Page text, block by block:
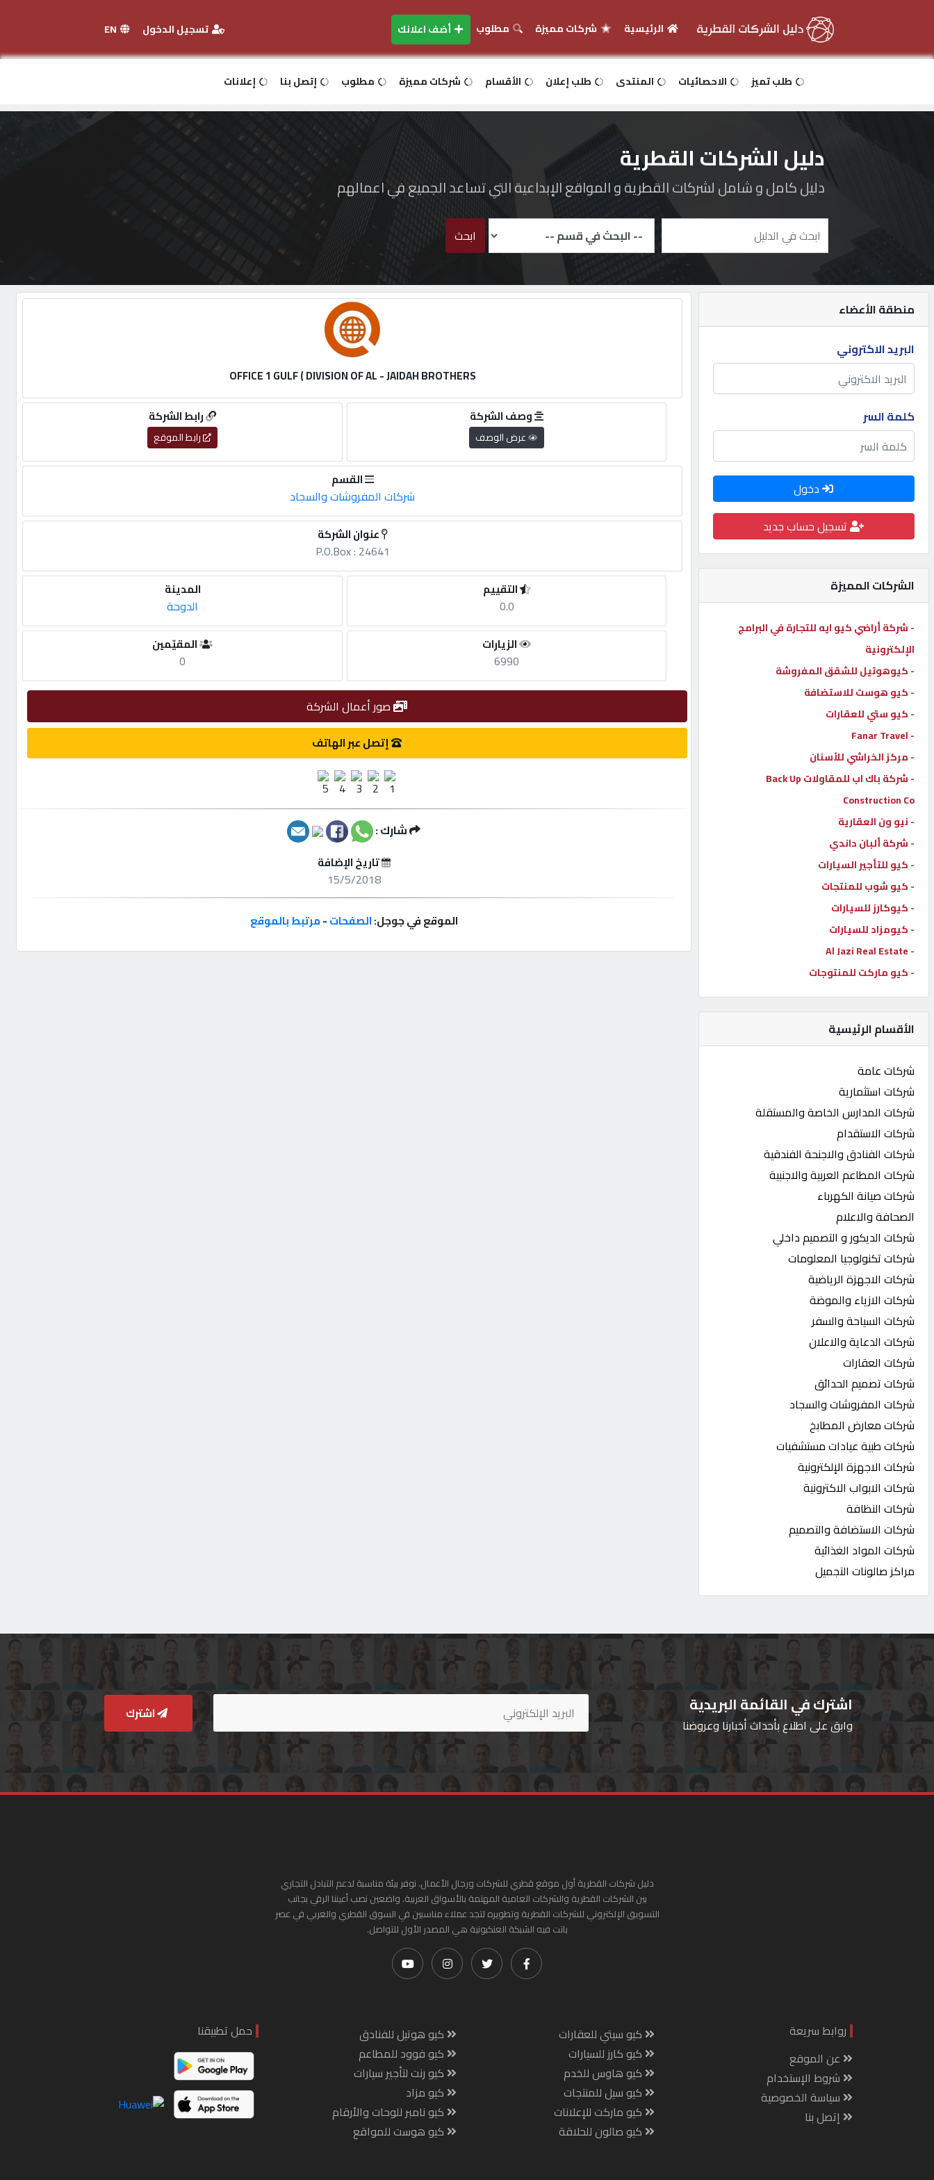
دخول
اعلانك
مطلوب
طلب
الاحصائيات
الأقسام
شركات
مميزة
إبحث
إتصل
بنا
إعلانات
المنتدى
كيو
مزاد
كيو
نمبر
كيو
كارز
كيو
ماركت
الدليل
القطري
POWERED
QHOST
الرئيسية شركات مميزة مطلوب أضف اعلانك تسجيل الدخول
طلب تميز الاحصائيات المنتدى طلب إعلان الأقسام شركات مميزة مطلوب إتصل بنا إعلانات
دليل الشركات القطرية
دليل كامل و شامل لشركات القطرية و المواقع الإبداعية التي تساعد الجميع في اعمالهم
ابحث
منطقة الأعضاء
البريد الاكتروني
كلمة السر
دخول
تسجيل حساب جديد
الشركات المميزة
- شركة أراضي كيو ايه للتجارة في البرامج
الإلكترونية
- كيوهوتيل للشقق المفروشة
- كيو هوست للاستضافة
- كيو ستي للعقارات
- Fanar Travel
- مركز الخراشي للأسنان
- شركة باك اب للمقاولات Back Up
Construction Co
- نيو ون العقارية
- شركة ألبان داندي
- كيو للتأجير السيارات
- كيو شوب للمنتجات
- كيوكارز للسيارات
- كيومزاد للسيارات
- Al Jazi Real Estate
- كيو ماركت للمنتوجات
الأقسام الرئيسية
شركات عامة
شركات استثمارية
شركات المدارس الخاصة والمستقلة
شركات الاستقدام
شركات الفنادق والاجنحة الفندقية
شركات المطاعم العربية والاجنبية
شركات صيانة الكهرباء
الصحافة والاعلام
شركات الديكور و التصميم داخلي
شركات تكنولوجيا المعلومات
شركات الاجهزة الرياضية
شركات الازياء والموضة
شركات السياحة والسفر
شركات الدعاية والاعلان
شركات العقارات
شركات تصميم الحدائق
شركات المفروشات والسجاد
شركات معارض المطابخ
شركات طبية عيادات مستشفيات
شركات الاجهزة الإلكترونية
شركات الابواب الاكترونية
شركات النظافة
شركات الاستضافة والتصميم
شركات المواد الغذائية
مراكز صالونات التجميل
OFFICE 1 GULF ( DIVISION OF AL - JAIDAH BROTHERS
رابط الشركة
رابط الموقع
وصف الشركة
عرض الوصف
القسم
شركات المفروشات والسجاد
عنوان الشركة
P.O.Box : 24641
المدينة
الدوحة
التقييم
0.0
المقيّمين
0
الزيارات
6990
صور أعمال الشركة
إتصل عبر الهاتف
شارك :
تاريخ الإضافة
15/5/2018
الموقع في جوجل:الصفحات-مرتبط بالموقع
اشترك في القائمة البريدية
وابق على اطلاع بأحداث أخبارنا وعروضنا
اشترك
دليل شركات القطرية أول موقع قطري للشركات ورجال الأعمال. نوفر بيئة مناسبة لدعم التبادل التجاري
بين الشركات القطرية والشركات العامية المهتمة بالأسواق العربية. واضعين نصب أعيننا الرقي بجانب
التسويق الإلكتروني للشركات القطرية وتطويره لتجد عملاء مناسبين في السوق القطري والعربي في عصر
باتت فيه الشبكة العنكبونية هي المصدر الأول للتواصل.
روابط سريعة
عن الموقع
شروط الإستخدام
سياسة الخصوصية
إتصل بنا
كيو سيتي للعقارات
كيو كارز للسيارات
كيو هاوس للخدم
كيو سيل للمنتجات
كيو ماركت للإعلانات
كيو صالون للحلاقة
كيو هوتيل للفنادق
كيو فوود للمطاعم
كيو رنت لتأجير سيارات
كيو مزاد
كيو نامبر للوحات والأرقام
كيو هوست للمواقع
حمل تطبيقنا